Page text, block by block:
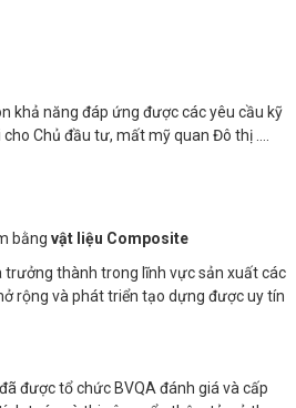
năng đáp ứng được các yêu cầu kỹ
Chủ đầu tư, mất mỹ quan Đô thị ….
bằng vật liệu Composite
thành trong lĩnh vực sản xuất các
rộng và phát triển tạo dựng được uy tín
được tổ chức BVQA đánh giá và cấp